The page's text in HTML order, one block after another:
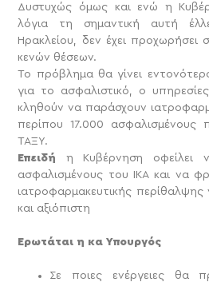
Δυστυχώς όμως και ενώ η
λόγια τη σημαντική αυτή
Ηρακλείου, δεν έχει
κενών θέσεων.
Το πρόβλημα θα γίνει
για το ασφαλιστικό, ο
κληθούν να παράσχουν
περίπου 17.000 ασφαλισμένους
ΤΑΞΥ.
Επειδή η Κυβέρνηση οφείλει
ασφαλισμένους του ΙΚΑ και να
ιατροφαρμακευτικής περίθαλψης
και αξιόπιστη
Ερωτάται η κα Υπουργός
Σε ποιες ενέργειες θα